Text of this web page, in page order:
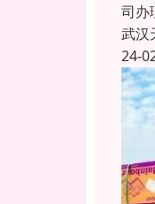
司办
武汉
24-